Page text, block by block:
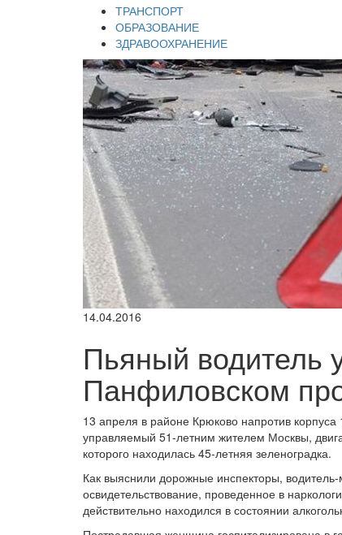
ТРАНСПОРТ
ОБРАЗОВАНИЕ
ЗДРАВООХРАНЕНИЕ
14.04.2016
Пьяный водитель
Панфиловском
13 апреля в районе Крюково напротив
управляемый 51-летним жителем Москвы,
которого находилась 45-летняя зеленоградка.
Как выяснили дорожные инспекторы,
освидетельствование, проведенное в
действительно находился в состоянии